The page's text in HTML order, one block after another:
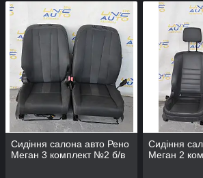
Сидіння салона авто Рено
Меган 3 комплект №2 б/в
Сидіння
Меган 2